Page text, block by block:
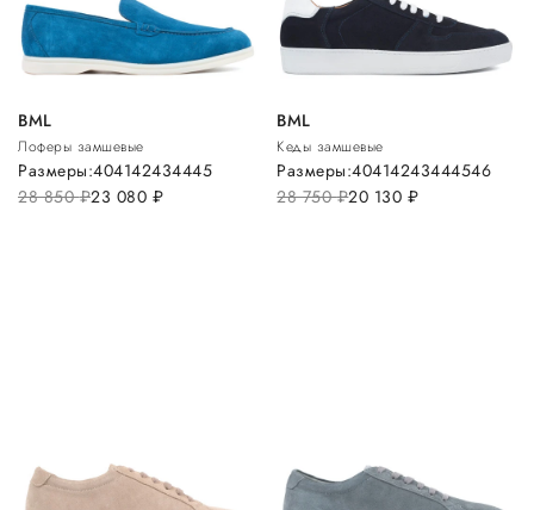
BML
Лоферы замшевые
28 850руб.23 080 руб.
Размеры:404142434445
BML
Кеды замшевые
28 750руб.20 130 руб.
Размеры:40414243444546